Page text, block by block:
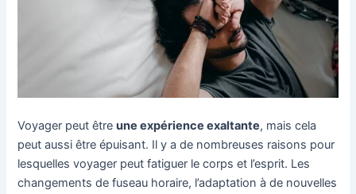
Voyager peut êtreune expérience exaltante, mais cela
peut aussi être épuisant. Il y a de nombreuses raisons pour
lesquelles voyager peut fatiguer le corps et l’esprit. Les
changements de fuseau horaire, l’adaptation à de nouvelles